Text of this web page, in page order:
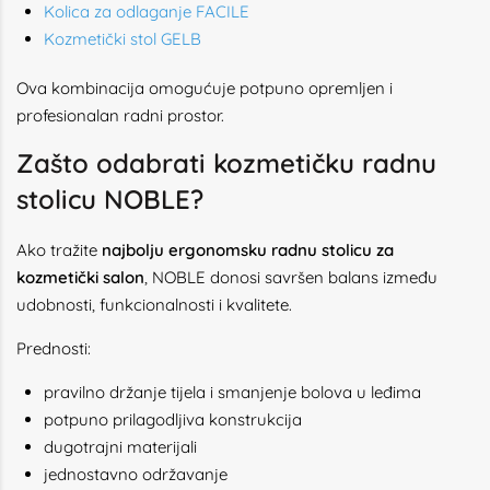
Kolica za odlaganje FACILE
Kozmetički stol GELB
Ova kombinacija omogućuje potpuno opremljen i
profesionalan radni prostor.
Zašto odabrati kozmetičku radnu
stolicu NOBLE?
Ako tražite najbolju ergonomsku radnu stolicu za
kozmetički salon, NOBLE donosi savršen balans između
udobnosti, funkcionalnosti i kvalitete.
Prednosti:
pravilno držanje tijela i smanjenje bolova u leđima
potpuno prilagodljiva konstrukcija
dugotrajni materijali
jednostavno održavanje